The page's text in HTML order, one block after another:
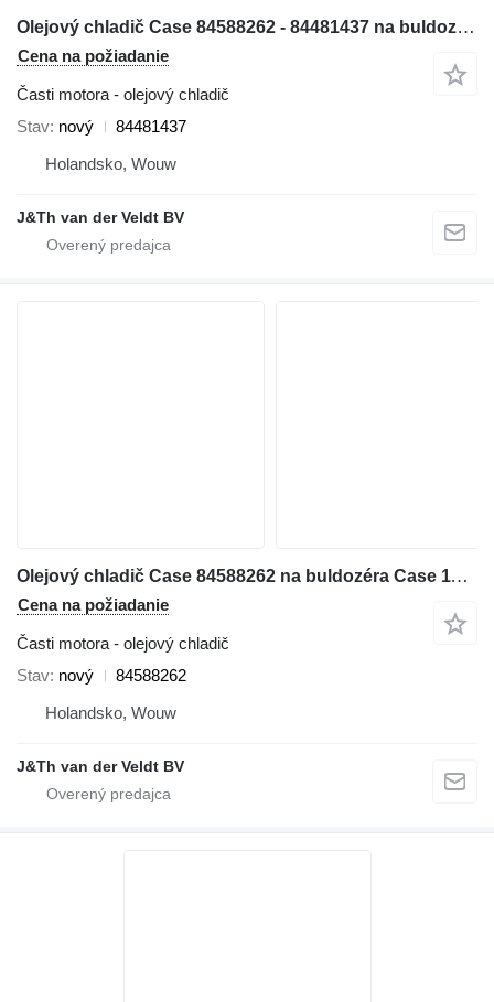
Olejový chladič Case 84588262 - 84481437 na buldozéra Case 1150MLT 1150MWT D125C-LT D125C-WT 1150MWT-LGP D125CWT-LGP
Cena na požiadanie
Časti motora - olejový chladič
Stav nový
84481437
Holandsko, Wouw
J&Th van der Veldt BV
Olejový chladič Case 84588262 na buldozéra Case 1150MLT 1150MWT D125C-LT D125C-WT 1150MWT-LGP D125CWT-LGP
Cena na požiadanie
Časti motora - olejový chladič
Stav nový
84588262
Holandsko, Wouw
J&Th van der Veldt BV